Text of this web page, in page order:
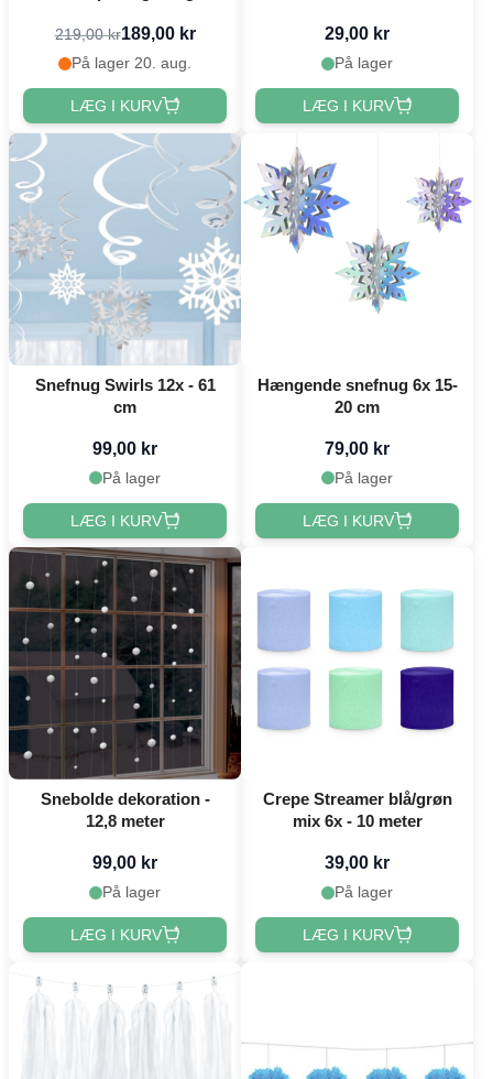
219,00 kr189,00 kr
På lager 20. aug.
LÆG I KURV
29,00 kr
På lager
LÆG I KURV
Snefnug Swirls 12x - 61
cm
99,00 kr
På lager
LÆG I KURV
Hængende snefnug 6x 15-
20 cm
79,00 kr
På lager
LÆG I KURV
Snebolde dekoration -
12,8 meter
99,00 kr
På lager
LÆG I KURV
Crepe Streamer blå/grøn
mix 6x - 10 meter
39,00 kr
På lager
LÆG I KURV